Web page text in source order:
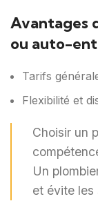
Avantages
ou auto-
Tarifs
Flexibilité et
Choisir un
Un
et évite les